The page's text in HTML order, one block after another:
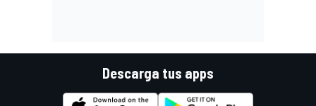
Descarga tus apps